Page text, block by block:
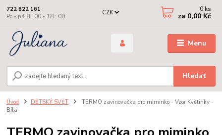
Menu
CZK
Hledat
722 822 161
Po - pá 8 : 00 - 18 : 00
0 ks
za 0,00 Kč
Úvod DĚTSKÝ SVĚT
TERMO zavinovačka pro miminko - Vzor Květinky -
Bílá